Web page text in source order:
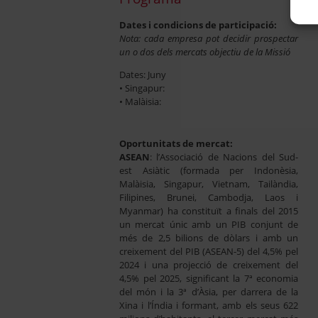
Dates i condicions de participació:
Nota: cada empresa pot decidir prospectar
un o dos dels mercats objectiu de la Missió
Dates: Juny
• Singapur:
• Malàisia:
Oportunitats de mercat:
ASEAN: l’Associació de Nacions del Sud-
est Asiàtic (formada per Indonèsia,
Malàisia, Singapur, Vietnam, Tailàndia,
Filipines, Brunei, Cambodja, Laos i
Myanmar) ha constituït a finals del 2015
un mercat únic amb un PIB conjunt de
més de 2,5 bilions de dòlars i amb un
creixement del PIB (ASEAN-5) del 4,5% pel
2024 i una projecció de creixement del
4,5% pel 2025, significant la 7ª economia
del món i la 3ª d’Àsia, per darrera de la
Xina i l’Índia i formant, amb els seus 622